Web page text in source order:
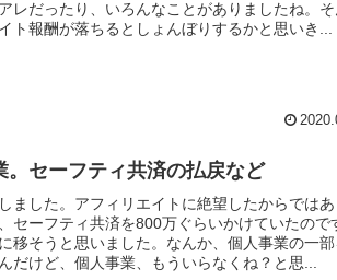
レだったり、いろんなことがありましたね。そ
ト報酬が落ちるとしょんぼりするかと思いき...
。セーフティ共済の払戻など
ました。アフィリエイトに絶望したからではあ
セーフティ共済を800万ぐらいかけていたので
移そうと思いました。なんか、個人事業の一
だけど、個人事業、もういらなくね？と思...